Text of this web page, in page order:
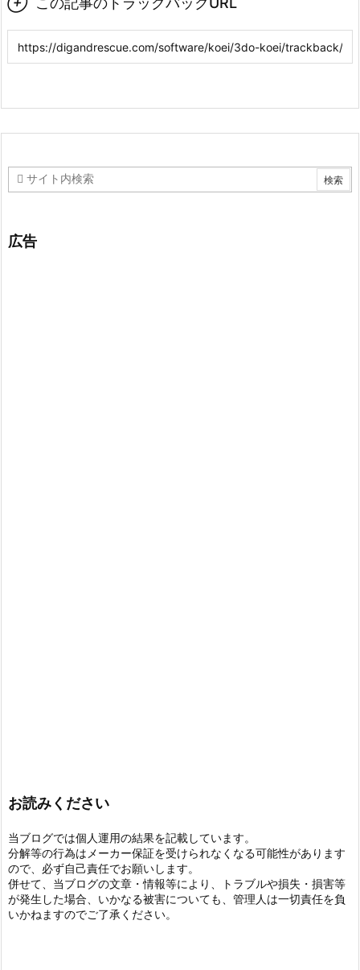
広告
お読みください
当ブログでは個人運用の結果を記載しています。
分解等の行為はメーカー保証を受けられなくなる可能性があります
ので、必ず自己責任でお願いします。
併せて、当ブログの文章・情報等により、トラブルや損失・損害等
が発生した場合、いかなる被害についても、管理人は一切責任を負
いかねますのでご了承ください。